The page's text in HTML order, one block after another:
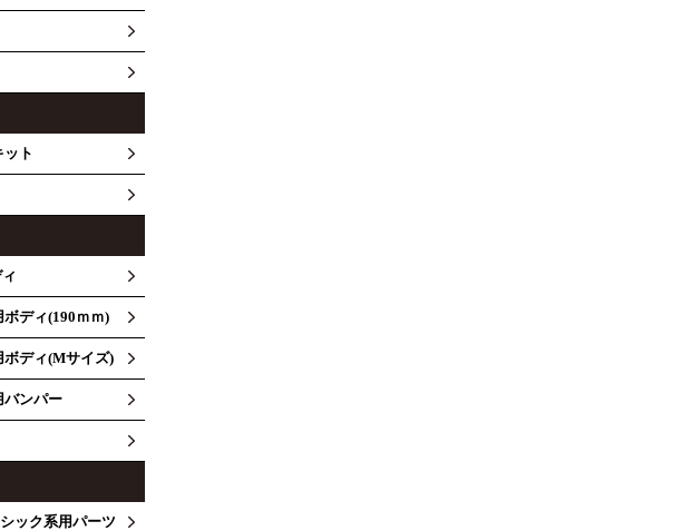
ット
ディ(190ｍｍ)
ボディ(Mサイズ)
バンパー
ック系用パーツ